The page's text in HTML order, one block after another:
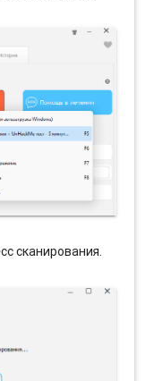
сканирования.